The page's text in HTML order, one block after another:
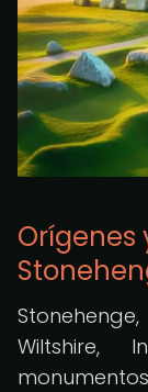
Orígenes